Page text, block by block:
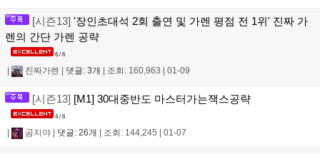
[시즌13] '장인초대석 2회 출연 및 가렌 평점 전 1위' 진짜 가
렌의 간단 가렌 공략
6 / 6
진짜가렌 댓글: 3개 조회: 160,963 01-09
[시즌13] [M1] 30대중반도 마스터가는잭스공략
4 / 6
곰지야 댓글: 26개 조회: 144,245 01-07